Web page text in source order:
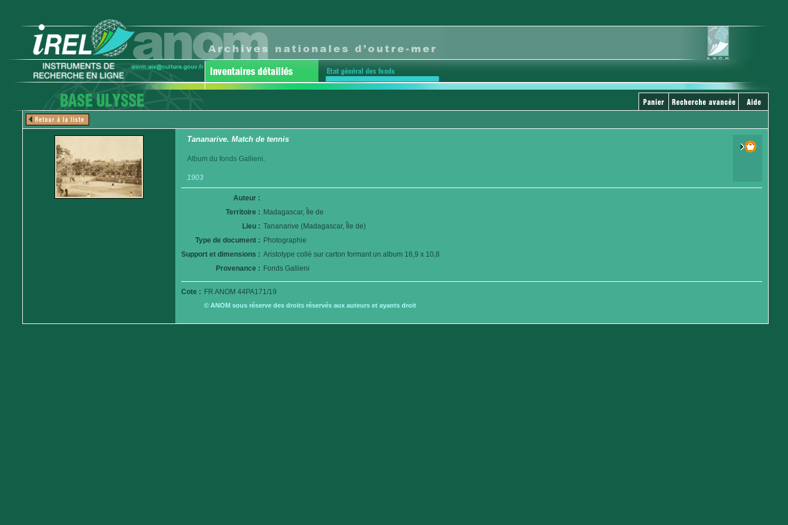
Tananarive. Match de tennis
Album du fonds Gallieni.
1903
Auteur :
Territoire : Madagascar, Île de
Lieu : Tananarive (Madagascar, Île de)
Type de document : Photographie
Support et dimensions : Aristotype collé sur carton formant un album 16,9 x 10,8
Provenance : Fonds Gallieni
Cote : FR ANOM 44PA171/19
© ANOM sous réserve des droits réservés aux auteurs et ayants droit